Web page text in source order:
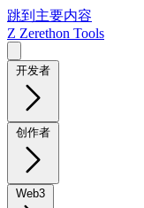
跳到主要内容
Z Zerethon Tools
开发者
创作者
Web3